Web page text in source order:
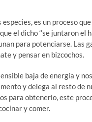
es un proceso
el dicho ‘’se juntaron el
para potenciarse. Las
y pensar en bizcochos.
baja de energía y
y delega al resto de
para obtenerlo, este
y comer.